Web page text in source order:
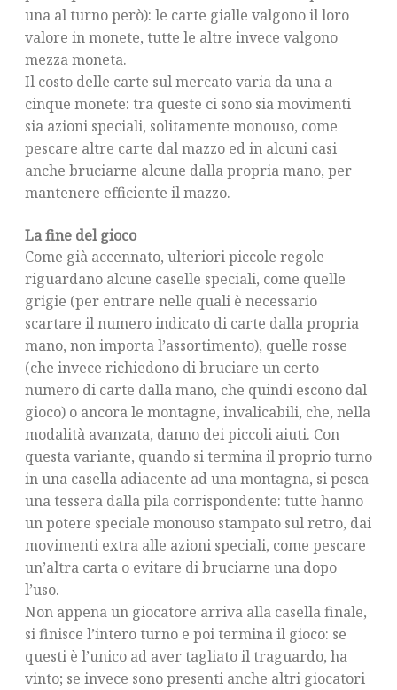
una al turno però): le carte gialle valgono il loro
valore in monete, tutte le altre invece valgono
mezza moneta.
Il costo delle carte sul mercato varia da una a
cinque monete: tra queste ci sono sia movimenti
sia azioni speciali, solitamente monouso, come
pescare altre carte dal mazzo ed in alcuni casi
anche bruciarne alcune dalla propria mano, per
mantenere efficiente il mazzo.
La fine del gioco
Come già accennato, ulteriori piccole regole
riguardano alcune caselle speciali, come quelle
grigie (per entrare nelle quali è necessario
scartare il numero indicato di carte dalla propria
mano, non importa l’assortimento), quelle rosse
(che invece richiedono di bruciare un certo
numero di carte dalla mano, che quindi escono dal
gioco) o ancora le montagne, invalicabili, che, nella
modalità avanzata, danno dei piccoli aiuti. Con
questa variante, quando si termina il proprio turno
in una casella adiacente ad una montagna, si pesca
una tessera dalla pila corrispondente: tutte hanno
un potere speciale monouso stampato sul retro, dai
movimenti extra alle azioni speciali, come pescare
un’altra carta o evitare di bruciarne una dopo
l’uso.
Non appena un giocatore arriva alla casella finale,
si finisce l’intero turno e poi termina il gioco: se
questi è l’unico ad aver tagliato il traguardo, ha
vinto; se invece sono presenti anche altri giocatori